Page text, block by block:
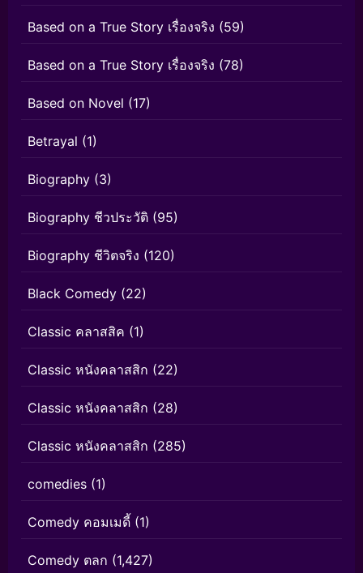
Based on a True Story เรื่องจริง (59)
Based on a True Story เรื่องจริง (78)
Based on Novel (17)
Betrayal (1)
Biography (3)
Biography ชีวประวัติ (95)
Biography ชีวิตจริง (120)
Black Comedy (22)
Classic คลาสสิค (1)
Classic หนังคลาสสิก (22)
Classic หนังคลาสสิก (28)
Classic หนังคลาสสิก (285)
comedies (1)
Comedy คอมเมดี้ (1)
Comedy ตลก (1,427)